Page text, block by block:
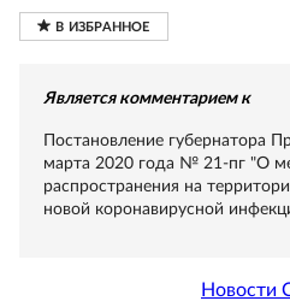
Является комментарием к
Постановление губернатора
марта 2020 года № 21-пг "О
распространения на
новой коронавирусной
Новости